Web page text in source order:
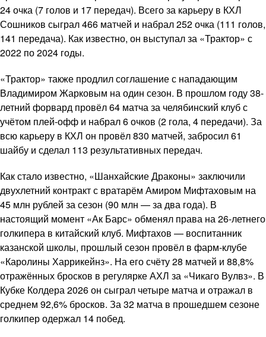
24 очка (7 голов и 17 передач). Всего за карьеру в КХЛ
Сошников сыграл 466 матчей и набрал 252 очка (111 голов,
141 передача). Как известно, он выступал за «Трактор» с
2022 по 2024 годы.
«Трактор» также продлил соглашение с нападающим
Владимиром Жарковым на один сезон. В прошлом году 38-
летний форвард провёл 64 матча за челябинский клуб с
учётом плей-офф и набрал 6 очков (2 гола, 4 передачи). За
всю карьеру в КХЛ он провёл 830 матчей, забросил 61
шайбу и сделал 113 результативных передач.
Как стало известно, «Шанхайские Драконы» заключили
двухлетний контракт с вратарём Амиром Мифтаховым на
45 млн рублей за сезон (90 млн — за два года). В
настоящий момент «Ак Барс» обменял права на 26-летнего
голкипера в китайский клуб. Мифтахов — воспитанник
казанской школы, прошлый сезон провёл в фарм-клубе
«Каролины Харрикейнз». На его счёту 28 матчей и 88,8%
отражённых бросков в регулярке АХЛ за «Чикаго Вулвз». В
Кубке Колдера 2026 он сыграл четыре матча и отражал в
среднем 92,6% бросков. За 32 матча в прошедшем сезоне
голкипер одержал 14 побед.